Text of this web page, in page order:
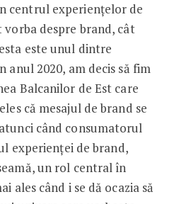
centrul experiențelor de
despre brand, cât
este unul dintre
2020, am decis să fim
Balcanilor de Est care
că mesajul de brand se
când consumatorul
experienței de brand,
un rol central în
ales când i se dă ocazia să